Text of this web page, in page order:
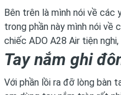
Bên trên là mình nói về các
trong phần này mình nói về
chiếc ADO A28 Air tiện
Tay nắm ghi
Với phần lồi ra đỡ lòng bàn